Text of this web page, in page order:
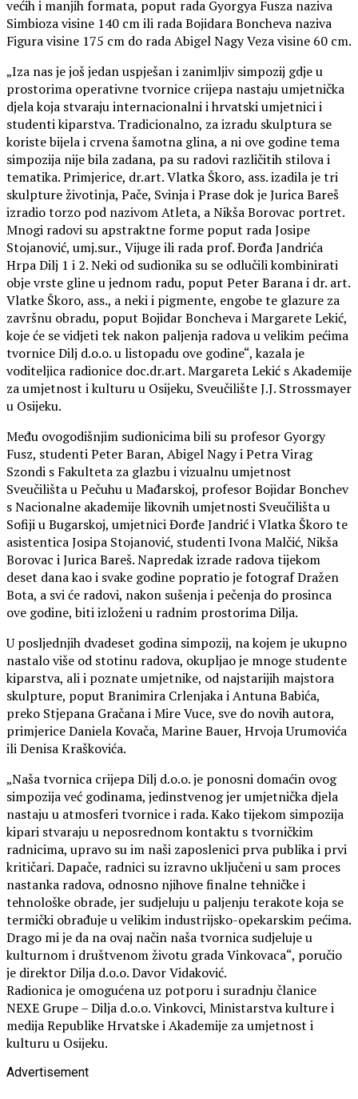
većih i manjih formata, poput rada Gyorgya Fusza naziva
Simbioza visine 140 cm ili rada Bojidara Boncheva naziva
Figura visine 175 cm do rada Abigel Nagy Veza visine 60 cm.
„Iza nas je još jedan uspješan i zanimljiv simpozij gdje u
prostorima operativne tvornice crijepa nastaju umjetnička
djela koja stvaraju internacionalni i hrvatski umjetnici i
studenti kiparstva. Tradicionalno, za izradu skulptura se
koriste bijela i crvena šamotna glina, a ni ove godine tema
simpozija nije bila zadana, pa su radovi različitih stilova i
tematika. Primjerice, dr.art. Vlatka Škoro, ass. izadila je tri
skulpture životinja, Pače, Svinja i Prase dok je Jurica Bareš
izradio torzo pod nazivom Atleta, a Nikša Borovac portret.
Mnogi radovi su apstraktne forme poput rada Josipe
Stojanović, umj.sur., Vijuge ili rada prof. Đorđa Jandrića
Hrpa Dilj 1 i 2. Neki od sudionika su se odlučili kombinirati
obje vrste gline u jednom radu, poput Peter Barana i dr. art.
Vlatke Škoro, ass., a neki i pigmente, engobe te glazure za
završnu obradu, poput Bojidar Boncheva i Margarete Lekić,
koje će se vidjeti tek nakon paljenja radova u velikim pećima
tvornice Dilj d.o.o. u listopadu ove godine“, kazala je
voditeljica radionice doc.dr.art. Margareta Lekić s Akademije
za umjetnost i kulturu u Osijeku, Sveučilište J.J. Strossmayer
u Osijeku.
Među ovogodišnjim sudionicima bili su profesor Gyorgy
Fusz, studenti Peter Baran, Abigel Nagy i Petra Virag
Szondi s Fakulteta za glazbu i vizualnu umjetnost
Sveučilišta u Pečuhu u Mađarskoj, profesor Bojidar Bonchev
s Nacionalne akademije likovnih umjetnosti Sveučilišta u
Sofiji u Bugarskoj, umjetnici Đorđe Jandrić i Vlatka Škoro te
asistentica Josipa Stojanović, studenti Ivona Malčić, Nikša
Borovac i Jurica Bareš. Napredak izrade radova tijekom
deset dana kao i svake godine popratio je fotograf Dražen
Bota, a svi će radovi, nakon sušenja i pečenja do prosinca
ove godine, biti izloženi u radnim prostorima Dilja.
U posljednjih dvadeset godina simpozij, na kojem je ukupno
nastalo više od stotinu radova, okupljao je mnoge studente
kiparstva, ali i poznate umjetnike, od najstarijih majstora
skulpture, poput Branimira Crlenjaka i Antuna Babića,
preko Stjepana Gračana i Mire Vuce, sve do novih autora,
primjerice Daniela Kovača, Marine Bauer, Hrvoja Urumovića
ili Denisa Kraškovića.
„Naša tvornica crijepa Dilj d.o.o. je ponosni domaćin ovog
simpozija već godinama, jedinstvenog jer umjetnička djela
nastaju u atmosferi tvornice i rada. Kako tijekom simpozija
kipari stvaraju u neposrednom kontaktu s tvorničkim
radnicima, upravo su im naši zaposlenici prva publika i prvi
kritičari. Dapače, radnici su izravno uključeni u sam proces
nastanka radova, odnosno njihove finalne tehničke i
tehnološke obrade, jer sudjeluju u paljenju terakote koja se
termički obrađuje u velikim industrijsko-opekarskim pećima.
Drago mi je da na ovaj način naša tvornica sudjeluje u
kulturnom i društvenom životu grada Vinkovaca“, poručio
je direktor Dilja d.o.o. Davor Vidaković.
Radionica je omogućena uz potporu i suradnju članice
NEXE Grupe – Dilja d.o.o. Vinkovci, Ministarstva kulture i
medija Republike Hrvatske i Akademije za umjetnost i
kulturu u Osijeku.
Advertisement